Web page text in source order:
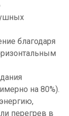
благодаря
на 80%).
перегрев в